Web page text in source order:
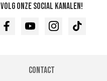
Volg onze social kanalen!
FacebookYoutubeInstagramTikTok
Contact